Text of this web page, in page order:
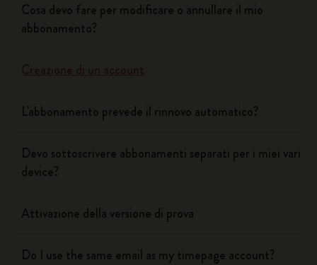
Cosa devo fare per modificare o annullare il mio
abbonamento?
Creazione di un account
L'abbonamento prevede il rinnovo automatico?
Devo sottoscrivere abbonamenti separati per i miei vari
device?
Attivazione della versione di prova
Do I use the same email as my timepage account?